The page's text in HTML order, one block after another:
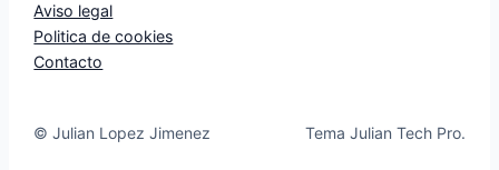
Aviso legal
Politica de cookies
Contacto
© Julian Lopez Jimenez Tema Julian Tech Pro.